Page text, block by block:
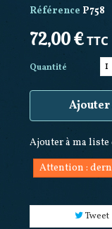
Référence P758
72,00 €TTC
Quantité
Ajouter à ma liste
Attention :
Tweet